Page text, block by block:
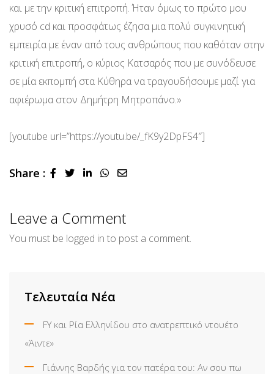
και με την κριτική επιτροπή. Ήταν όμως το πρώτο μου
χρυσό cd και προσφάτως έζησα μια πολύ συγκινητική
εμπειρία με έναν από τους ανθρώπους που καθόταν στην
κριτική επιτροπή, ο κύριος Κατσαρός που με συνόδευσε
σε μία εκπομπή στα Κύθηρα να τραγουδήσουμε μαζί για
αφιέρωμα στον Δημήτρη Μητροπάνο.»
[youtube url=”https://youtu.be/_fK9y2DpFS4″]
Share : LinkedInWhatsapp
Share
Leave a Comment
You must be logged in to post a comment.
Τελευταία Νέα
FY και Ρία Ελληνίδου στο ανατρεπτικό ντουέτο
«Άιντε»
Γιάννης Βαρδής για τον πατέρα του: Αν σου πω